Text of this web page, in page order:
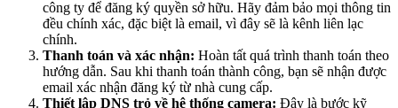
công ty để đăng ký quyền sở hữu. Hãy đảm bảo mọi thông tin
đều chính xác, đặc biệt là email, vì đây sẽ là kênh liên lạc
chính.
Thanh toán và xác nhận: Hoàn tất quá trình thanh toán theo
hướng dẫn. Sau khi thanh toán thành công, bạn sẽ nhận được
email xác nhận đăng ký từ nhà cung cấp.
Thiết lập DNS trỏ về hệ thống camera: Đây là bước kỹ